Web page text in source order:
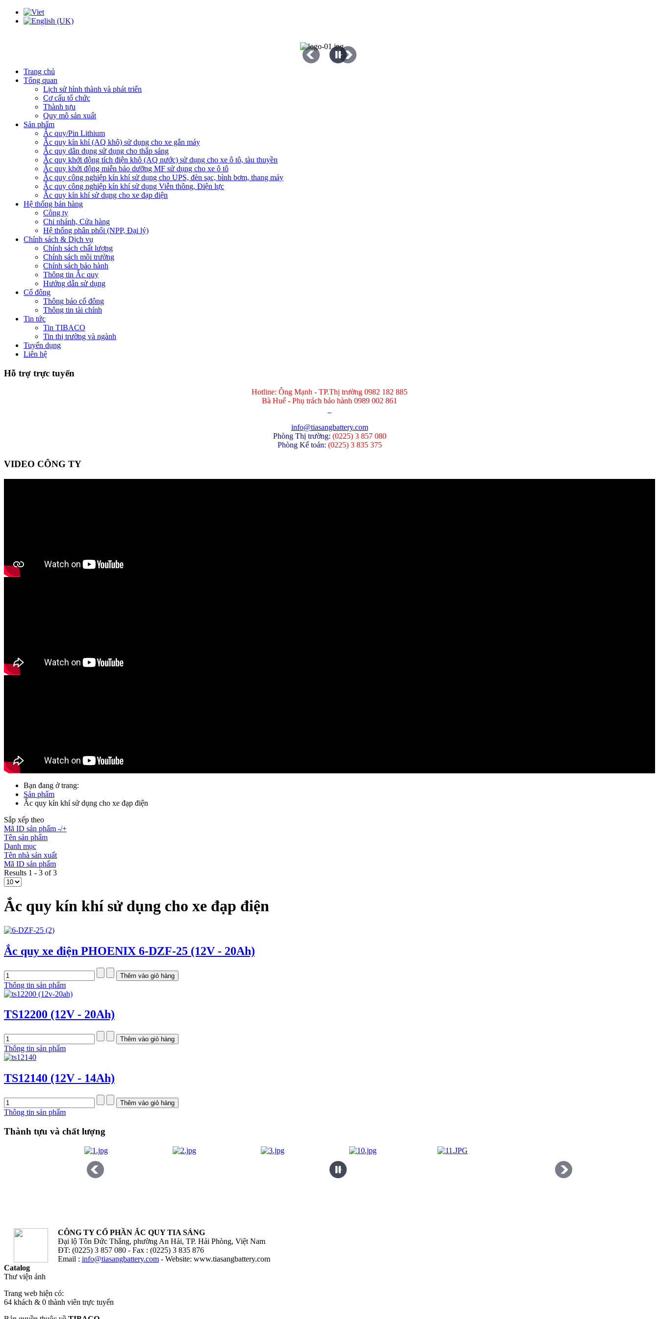
Trang chủ
Tổng quan
Lịch sử hình thành và phát triển
Cơ cấu tổ chức
Thành tựu
Quy mô sản xuất
Sản phẩm
Ắc quy/Pin Lithium
Ắc quy kín khí (AQ khô) sử dụng cho xe gắn máy
Ắc quy dân dụng sử dụng cho thắp sáng
Ắc quy khởi động tích điện khô (AQ nước) sử dụng cho xe ô tô, tàu thuyền
Ắc quy khởi động miễn bảo dưỡng MF sử dụng cho xe ô tô
Ắc quy công nghiệp kín khí sử dụng cho UPS, đèn sạc, bình bơm, thang máy
Ắc quy công nghiệp kín khí sử dụng Viễn thông, Điện lực
Ắc quy kín khí sử dụng cho xe đạp điện
Hệ thống bán hàng
Công ty
Chi nhánh, Cửa hàng
Hệ thống phân phối (NPP, Đại lý)
Chính sách & Dịch vụ
Chính sách chất lượng
Chính sách môi trường
Chính sách bảo hành
Thông tin Ắc quy
Hướng dẫn sử dụng
Cổ đông
Thông báo cổ đông
Thông tin tài chính
Tin tức
Tin TIBACO
Tin thị trường và ngành
Tuyển dụng
Liên hệ
Hỗ trợ trực tuyến
Hotline: Ông Mạnh - TP.Thị trường 0982 182 885
Bà Huế - Phụ trách bảo hành 0989 002 861
info@tiasangbattery.com
Phòng Thị trường: (0225) 3 857 080
Phòng Kế toán: (0225) 3 835 375
VIDEO CÔNG TY
Bạn đang ở trang:
Sản phẩm
Ắc quy kín khí sử dụng cho xe đạp điện
Sắp xếp theo
Mã ID sản phẩm -/+
Tên sản phẩm
Danh mục
Tên nhà sản xuất
Mã ID sản phẩm
Results 1 - 3 of 3
Ắc quy kín khí sử dụng cho xe đạp điện
Ắc quy xe điện PHOENIX 6-DZF-25 (12V - 20Ah)
Thông tin sản phẩm
TS12200 (12V - 20Ah)
Thông tin sản phẩm
TS12140 (12V - 14Ah)
Thông tin sản phẩm
Thành tựu và chất lượng
CÔNG TY CỔ PHẦN ẮC QUY TIA SÁNG
Đại lộ Tôn Đức Thắng, phường An Hải, TP. Hải Phòng, Việt Nam
ĐT: (0225) 3 857 080 - Fax : (0225) 3 835 876
Email : info@tiasangbattery.com - Website: www.tiasangbattery.com
Catalog
Thư viện ảnh
Trang web hiện có:
64 khách & 0 thành viên trực tuyến